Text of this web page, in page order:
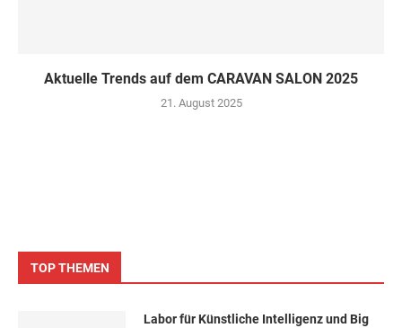
Aktuelle Trends auf dem CARAVAN SALON 2025
21. August 2025
TOP THEMEN
Labor für Künstliche Intelligenz und Big